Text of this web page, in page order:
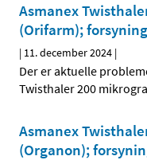
Asmanex
(Orifarm);
| 11. december 2024 |
Der er aktuelle
Twisthaler 200
Asmanex
(Organon);